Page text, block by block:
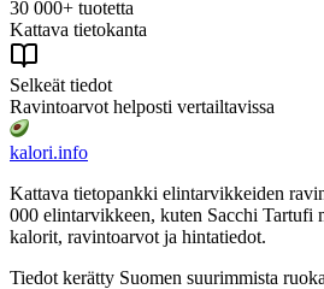
30 000+ tuotetta
Kattava tietokanta
Selkeät tiedot
Ravintoarvot helposti vertailtavissa
kalori.info
Kattava tietopankki elintarvikkeiden
000 elintarvikkeen, kuten Sacchi Tartufi
kalorit, ravintoarvot ja hintatiedot.
Tiedot kerätty Suomen suurimmista